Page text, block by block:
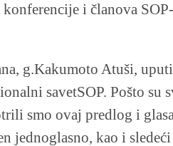
konferencije i članova
g.Kakumoto Atuši,
savetSOP. Pošto su
smo ovaj predlog i
jednoglasno, kao i